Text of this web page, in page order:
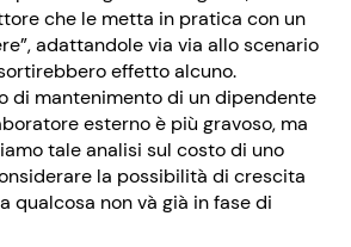
che le metta in pratica con un
adattandole via via allo scenario
effetto alcuno.
di mantenimento di un dipendente
esterno è più gravoso, ma
tale analisi sul costo di uno
la possibilità di crescita
qualcosa non và già in fase di